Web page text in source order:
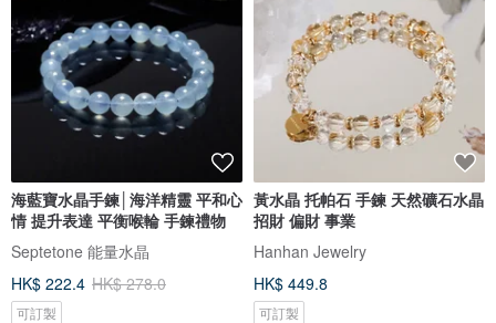
海藍寶水晶手鍊│海洋精靈 平和心
情 提升表達 平衡喉輪 手鍊禮物
Septetone 能量水晶
HK$ 222.4 HK$ 278.0
可訂製
黃水晶 托帕石 手鍊 天然礦石水晶
招財 偏財 事業
Hanhan Jewelry
HK$ 449.8
可訂製